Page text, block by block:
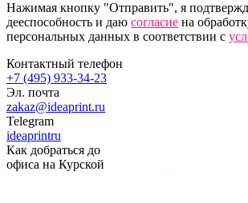
Нажимая кнопку "Отправить", я
дееспособность и даю согласие на
персональных данных в соответствии с
Контактный телефон
+7 (495) 933-34-23
Эл. почта
zakaz@ideaprint.ru
Telegram
ideaprintru
Как добраться до
офиса на Курской